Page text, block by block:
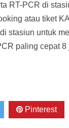
RT-PCR di
atau tiket
stasiun untuk
paling cepat
Pinterest